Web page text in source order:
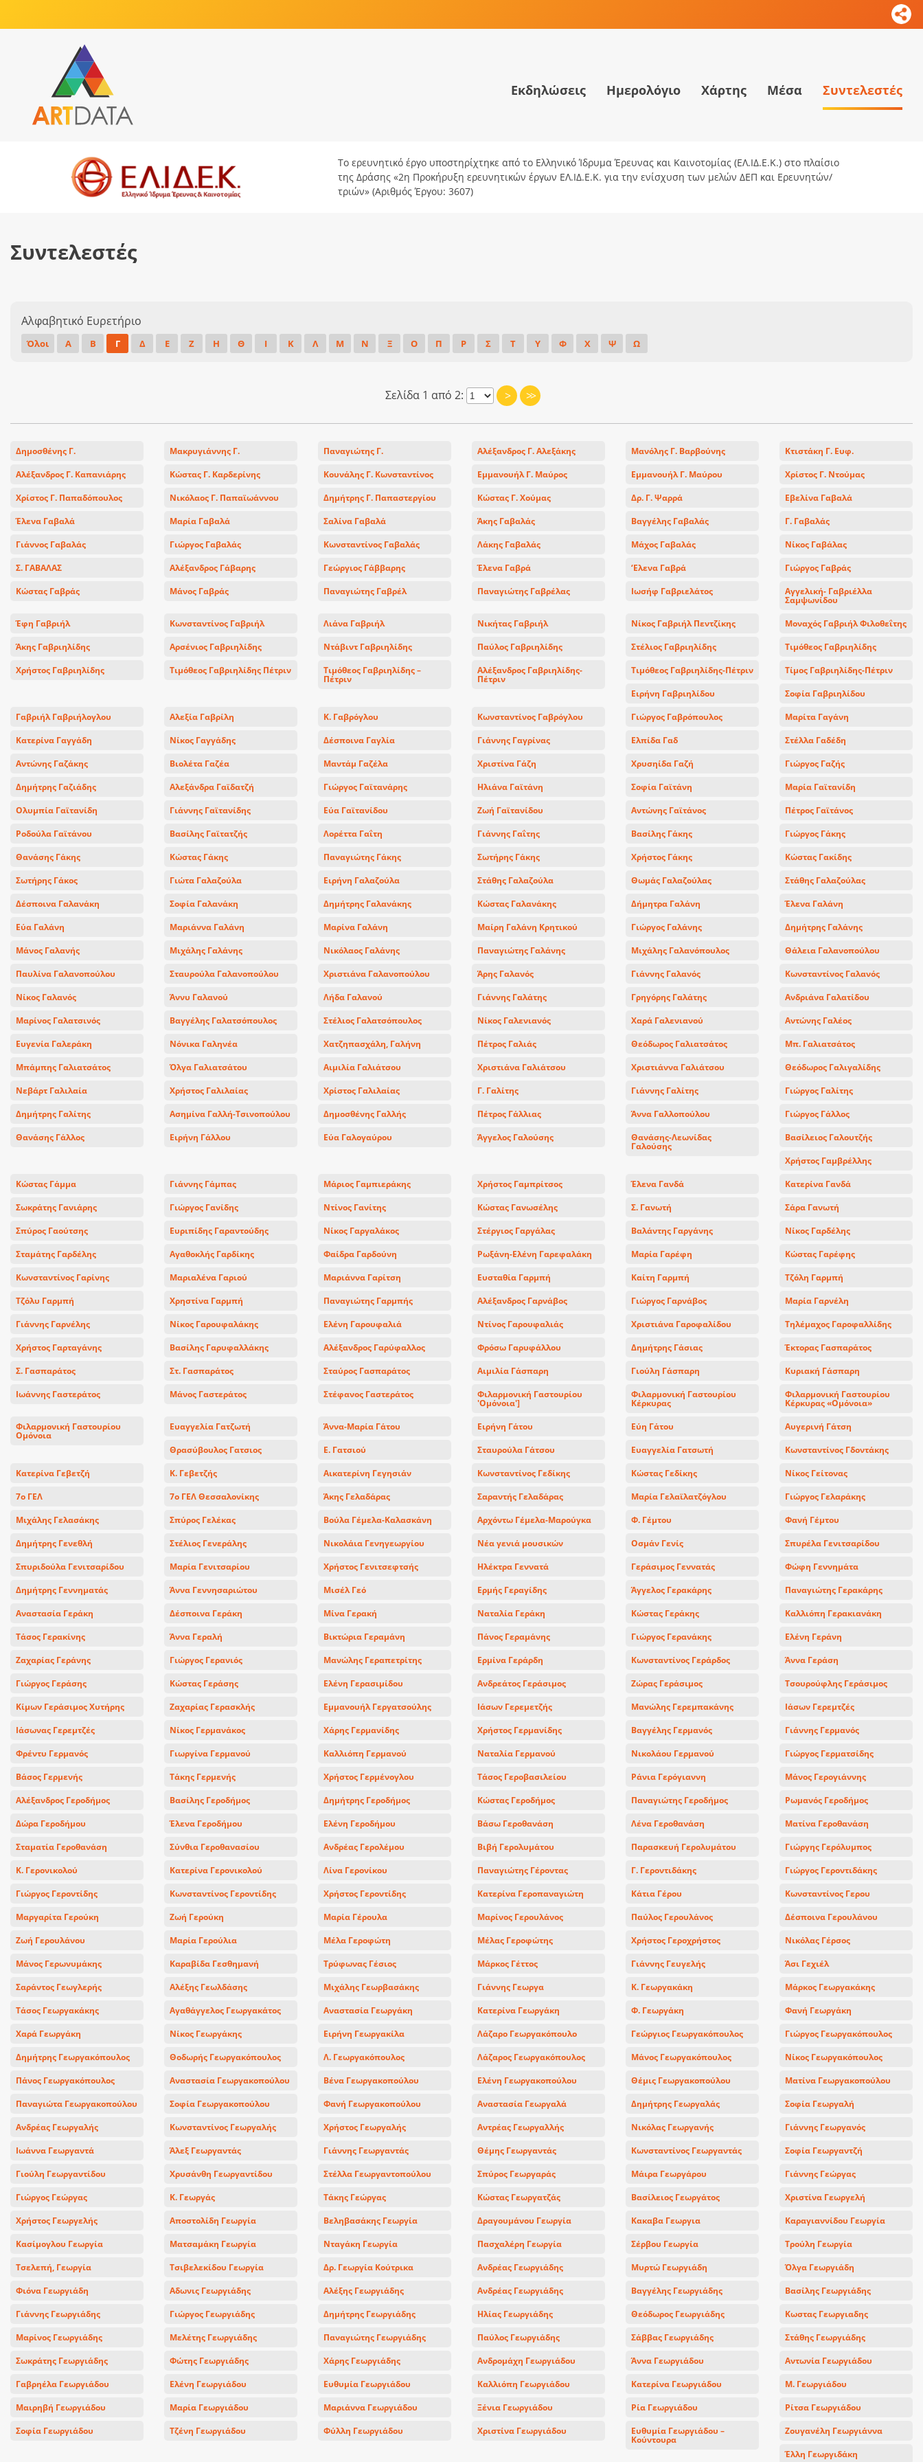
Εκδηλώσεις Ημερολόγιο Χάρτης Μέσα Συντελεστές
Το ερευνητικό έργο υποστηρίχτηκε από το Ελληνικό Ίδρυμα Έρευνας και Καινοτομίας (ΕΛ.ΙΔ.Ε.Κ.) στο πλαίσιο
της Δράσης «2η Προκήρυξη ερευνητικών έργων ΕΛ.ΙΔ.Ε.Κ. για την ενίσχυση των μελών ΔΕΠ και Ερευνητών/
τριών» (Αριθμός Έργου: 3607)
Συντελεστές
Αλφαβητικό Ευρετήριο
Όλοι Α Β Γ Δ Ε Ζ Η Θ Ι Κ Λ Μ Ν Ξ Ο Π Ρ Σ Τ Υ Φ Χ Ψ Ω
Σελίδα 1 από 2: > >>
Δημοσθένης Γ. Μακρυγιάννης Γ. Παναγιώτης Γ. Αλέξανδρος Γ. Αλεξάκης Μανόλης Γ. Βαρβούνης
Κτιστάκη Γ. Ευφ.
Αλέξανδρος Γ. Καπανιάρης
Κώστας Γ. Καρδερίνης Κουνάλης Γ. Κωνσταντίνος Εμμανουήλ Γ. Μαύρος Εμμανουήλ Γ. Μαύρου
Χρίστος Γ. Ντούμας
Χρίστος Γ. Παπαδόπουλος
Νικόλαος Γ. Παπαϊωάννου Δημήτρης Γ. Παπαστεργίου Κώστας Γ. Χούμας Δρ. Γ. Ψαρρά
Εβελίνα Γαβαλά
Έλενα Γαβαλά
Μαρία Γαβαλά Σαλίνα Γαβαλά Άκης Γαβαλάς Βαγγέλης Γαβαλάς
Γ. Γαβαλάς
Γιάννος Γαβαλάς
Γιώργος Γαβαλάς Κωνσταντίνος Γαβαλάς Λάκης Γαβαλάς Μάχος Γαβαλάς
Νίκος Γαβάλας
Σ. ΓΑΒΑΛΑΣ
Αλέξανδρος Γάβαρης Γεώργιος Γάββαρης Έλενα Γαβρά ‘Ελενα Γαβρά
Γιώργος Γαβράς
Κώστας Γαβράς
Μάνος Γαβράς Παναγιώτης Γαβρέλ Παναγιώτης Γαβρέλας Ιωσήφ Γαβριελάτος Αγγελική- Γαβριέλλα
Σαμψωνίδου
Έφη Γαβριήλ
Κωνσταντίνος Γαβριήλ Λιάνα Γαβριήλ Νικήτας Γαβριήλ Νίκος Γαβριήλ Πεντζίκης
Μοναχός Γαβριήλ Φιλοθεΐτης
Άκης Γαβριηλίδης
Αρσένιος Γαβριηλίδης Ντάβιντ Γαβριηλίδης Παύλος Γαβριηλίδης Στέλιος Γαβριηλίδης
Τιμόθεος Γαβριηλίδης
Χρήστος Γαβριηλίδης
Τιμόθεος Γαβριηλίδης Πέτριν Τιμόθεος Γαβριηλίδης –
Πέτριν
Αλέξανδρος Γαβριηλίδης-
Πέτριν
Τιμόθεος Γαβριηλίδης-Πέτριν
Τίμος Γαβριηλίδης-Πέτριν
Ειρήνη Γαβριηλίδου
Σοφία Γαβριηλίδου
Γαβριήλ Γαβριήλογλου
Αλεξία Γαβρίλη Κ. Γαβρόγλου Κωνσταντίνος Γαβρόγλου Γιώργος Γαβρόπουλος
Μαρίτα Γαγάνη
Κατερίνα Γαγγάδη
Νίκος Γαγγάδης Δέσποινα Γαγλία Γιάννης Γαγρίνας Ελπίδα Γαδ
Στέλλα Γαδέδη
Αντώνης Γαζάκης
Βιολέτα Γαζέα Μαντάμ Γαζέλα Χριστίνα Γάζη Χρυσηίδα Γαζή
Γιώργος Γαζής
Δημήτρης Γαζιάδης
Αλεξάνδρα Γαϊδατζή Γιώργος Γαϊτανάρης Ηλιάνα Γαϊτάνη Σοφία Γαϊτάνη
Μαρία Γαϊτανίδη
Ολυμπία Γαϊτανίδη
Γιάννης Γαϊτανίδης Εύα Γαϊτανίδου Ζωή Γαϊτανίδου Αντώνης Γαϊτάνος
Πέτρος Γαϊτάνος
Ροδούλα Γαϊτάνου
Βασίλης Γαϊτατζής Λορέττα Γαΐτη Γιάννης Γαΐτης Βασίλης Γάκης
Γιώργος Γάκης
Θανάσης Γάκης
Κώστας Γάκης Παναγιώτης Γάκης Σωτήρης Γάκης Χρήστος Γάκης
Κώστας Γακίδης
Σωτήρης Γάκος
Γιώτα Γαλαζούλα Ειρήνη Γαλαζούλα Στάθης Γαλαζούλα Θωμάς Γαλαζούλας
Στάθης Γαλαζούλας
Δέσποινα Γαλανάκη
Σοφία Γαλανάκη Δημήτρης Γαλανάκης Κώστας Γαλανάκης Δήμητρα Γαλάνη
Έλενα Γαλάνη
Εύα Γαλάνη
Μαριάννα Γαλάνη Μαρίνα Γαλάνη Μαίρη Γαλάνη Κρητικού Γιώργος Γαλάνης
Δημήτρης Γαλάνης
Μάνος Γαλανής
Μιχάλης Γαλάνης Νικόλαος Γαλάνης Παναγιώτης Γαλάνης Μιχάλης Γαλανόπουλος
Θάλεια Γαλανοπούλου
Παυλίνα Γαλανοπούλου
Σταυρούλα Γαλανοπούλου Χριστιάνα Γαλανοπούλου Άρης Γαλανός Γιάννης Γαλανός
Κωνσταντίνος Γαλανός
Νίκος Γαλανός
Άννυ Γαλανού Λήδα Γαλανού Γιάννης Γαλάτης Γρηγόρης Γαλάτης
Ανδριάνα Γαλατίδου
Μαρίνος Γαλατσινός
Βαγγέλης Γαλατσόπουλος Στέλιος Γαλατσόπουλος Νίκος Γαλενιανός Χαρά Γαλενιανού
Αντώνης Γαλέος
Ευγενία Γαλεράκη
Νόνικα Γαληνέα Χατζηπασχάλη, Γαλήνη Πέτρος Γαλιάς Θεόδωρος Γαλιατσάτος
Μπ. Γαλιατσάτος
Μπάμπης Γαλιατσάτος
Όλγα Γαλιατσάτου Αιμιλία Γαλιάτσου Χριστιάνα Γαλιάτσου Χριστιάννα Γαλιάτσου
Θεόδωρος Γαλιγαλίδης
Νεβάρτ Γαλιλαία
Χρήστος Γαλιλαίας Χρίστος Γαλιλαίας Γ. Γαλίτης Γιάννης Γαλίτης
Γιώργος Γαλίτης
Δημήτρης Γαλίτης
Ασημίνα Γαλλή-Τσινοπούλου Δημοσθένης Γαλλής Πέτρος Γάλλιας Άννα Γαλλοπούλου
Γιώργος Γάλλος
Θανάσης Γάλλος
Ειρήνη Γάλλου Εύα Γαλογαύρου Άγγελος Γαλούσης Θανάσης-Λεωνίδας
Γαλούσης
Βασίλειος Γαλουτζής
Χρήστος Γαμβρέλλης
Κώστας Γάμμα
Γιάννης Γάμπας Μάριος Γαμπιεράκης Χρήστος Γαμπρίτσος Έλενα Γανδά
Κατερίνα Γανδά
Σωκράτης Γανιάρης
Γιώργος Γανίδης Ντίνος Γανίτης Κώστας Γανωσέλης Σ. Γανωτή
Σάρα Γανωτή
Σπύρος Γαούτσης
Ευριπίδης Γαραντούδης Νίκος Γαργαλάκος Στέργιος Γαργάλας Βαλάντης Γαργάνης
Νίκος Γαρδέλης
Σταμάτης Γαρδέλης
Αγαθοκλής Γαρδίκης Φαίδρα Γαρδούνη Ρωξάνη-Ελένη Γαρεφαλάκη Μαρία Γαρέφη
Κώστας Γαρέφης
Κωνσταντίνος Γαρίνης
Μαριαλένα Γαριού Μαριάννα Γαρίτση Ευσταθία Γαρμπή Καίτη Γαρμπή
Τζόλη Γαρμπή
Τζόλυ Γαρμπή
Χρηστίνα Γαρμπή Παναγιώτης Γαρμπής Αλέξανδρος Γαρνάβος Γιώργος Γαρνάβος
Μαρία Γαρνέλη
Γιάννης Γαρνέλης
Νίκος Γαρουφαλάκης Ελένη Γαρουφαλιά Ντίνος Γαρουφαλιάς Χριστιάνα Γαροφαλίδου
Τηλέμαχος Γαροφαλλίδης
Χρήστος Γαρταγάνης
Βασίλης Γαρυφαλλάκης Αλέξανδρος Γαρύφαλλος Φρόσω Γαρυφάλλου Δημήτρης Γάσιας
Έκτορας Γασπαράτος
Σ. Γασπαράτος
Στ. Γασπαράτος Σταύρος Γασπαράτος Αιμιλία Γάσπαρη Γιούλη Γάσπαρη
Κυριακή Γάσπαρη
Ιωάννης Γαστεράτος
Μάνος Γαστεράτος Στέφανος Γαστεράτος Φιλαρμονική Γαστουρίου
'Ομόνοια']
Φιλαρμονική Γαστουρίου
Κέρκυρας
Φιλαρμονική Γαστουρίου
Κέρκυρας «Ομόνοια»
Φιλαρμονική Γαστουρίου
Ομόνοια
Ευαγγελία Γατζωτή Άννα-Μαρία Γάτου Ειρήνη Γάτου Εύη Γάτου
Αυγερινή Γάτση
Θρασύβουλος Γατσιος
Ε. Γατσιού Σταυρούλα Γάτσου Ευαγγελία Γατσωτή
Κωνσταντίνος Γδοντάκης
Κατερίνα Γεβετζή
Κ. Γεβετζής Αικατερίνη Γεγησιάν Κωνσταντίνος Γεδίκης Κώστας Γεδίκης
Νίκος Γείτονας
7ο ΓΕΛ
7ο ΓΕΛ Θεσσαλονίκης Άκης Γελαδάρας Σαραντής Γελαδάρας Μαρία Γελαϊλατζόγλου
Γιώργος Γελαράκης
Μιχάλης Γελασάκης
Σπύρος Γελέκας Βούλα Γέμελα-Καλασκάνη Αρχόντω Γέμελα-Μαρούγκα Φ. Γέμτου
Φανή Γέμτου
Δημήτρης Γενεθλή
Στέλιος Γενεράλης Νικολάια Γενηγεωργίου Νέα γενιά μουσικών Οσμάν Γενίς
Σπυρέλα Γενιτσαρίδου
Σπυριδούλα Γενιτσαρίδου
Μαρία Γενιτσαρίου Χρήστος Γενιτσεφτσής Ηλέκτρα Γεννατά Γεράσιμος Γεννατάς
Φώφη Γεννημάτα
Δημήτρης Γεννηματάς
Άννα Γεννησαριώτου Μισέλ Γεό Ερμής Γεραγίδης Άγγελος Γερακάρης
Παναγιώτης Γερακάρης
Αναστασία Γεράκη
Δέσποινα Γεράκη Μίνα Γερακή Ναταλία Γεράκη Κώστας Γεράκης
Καλλιόπη Γερακιανάκη
Τάσος Γερακίνης
Άννα Γεραλή Βικτώρια Γεραμάνη Πάνος Γεραμάνης Γιώργος Γερανάκης
Ελένη Γεράνη
Ζαχαρίας Γεράνης
Γιώργος Γερανιός Μανώλης Γεραπετρίτης Ερμίνα Γεράρδη Κωνσταντίνος Γεράρδος
Άννα Γεράση
Γιώργος Γεράσης
Κώστας Γεράσης Ελένη Γερασιμίδου Ανδρεάτος Γεράσιμος Ζώρας Γεράσιμος
Τσουρούφλης Γεράσιμος
Κίμων Γεράσιμος Χυτήρης
Ζαχαρίας Γερασκλής Εμμανουήλ Γεργατσούλης Ιάσων Γερεμετζής Μανώλης Γερεμπακάνης
Ιάσων Γερεμτζές
Ιάσωνας Γερεμτζές
Νίκος Γερμανάκος Χάρης Γερμανίδης Χρήστος Γερμανίδης Βαγγέλης Γερμανός
Γιάννης Γερμανός
Φρέντυ Γερμανός
Γιωργίνα Γερμανού Καλλιόπη Γερμανού Ναταλία Γερμανού Νικολάου Γερμανού
Γιώργος Γερματσίδης
Βάσος Γερμενής
Τάκης Γερμενής Χρήστος Γερμένογλου Τάσος Γεροβασιλείου Ράνια Γερόγιαννη
Μάνος Γερογιάννης
Αλέξανδρος Γεροδήμος
Βασίλης Γεροδήμος Δημήτρης Γεροδήμος Κώστας Γεροδήμος Παναγιώτης Γεροδήμος
Ρωμανός Γεροδήμος
Δώρα Γεροδήμου
Έλενα Γεροδήμου Ελένη Γεροδήμου Βάσω Γεροθανάση Λένα Γεροθανάση
Ματίνα Γεροθανάση
Σταματία Γεροθανάση
Σύνθια Γεροθανασίου Ανδρέας Γερολέμου Βιβή Γερολυμάτου Παρασκευή Γερολυμάτου
Γιώργης Γερόλυμπος
Κ. Γερονικολού
Κατερίνα Γερονικολού Λίνα Γερονίκου Παναγιώτης Γέροντας Γ. Γεροντιδάκης
Γιώργος Γεροντιδάκης
Γιώργος Γεροντίδης
Κωνσταντίνος Γεροντίδης Χρήστος Γεροντίδης Κατερίνα Γεροπαναγιώτη Κάτια Γέρου
Κωνσταντίνος Γερου
Μαργαρίτα Γερούκη
Ζωή Γερούκη Μαρία Γέρουλα Μαρίνος Γερουλάνος Παύλος Γερουλάνος
Δέσποινα Γερουλάνου
Ζωή Γερουλάνου
Μαρία Γερούλια Μέλα Γεροφώτη Μέλας Γεροφώτης Χρήστος Γεροχρήστος
Νικόλας Γέρσος
Μάνος Γερωνυμάκης
Καραβίδα Γεσθημανή Τρύφωνας Γέσιος Μάρκος Γέττος Γιάννης Γευγελής
Άσι Γεχιέλ
Σαράντος Γεωγλερής
Αλέξης Γεωλδάσης Μιχάλης Γεωρβασάκης Γιάννης Γεωργα Κ. Γεωργακάκη
Μάρκος Γεωργακάκης
Τάσος Γεωργακάκης
Αγαθάγγελος Γεωργακάτος Αναστασία Γεωργάκη Κατερίνα Γεωργάκη Φ. Γεωργάκη
Φανή Γεωργάκη
Χαρά Γεωργάκη
Νίκος Γεωργάκης Ειρήνη Γεωργακίλα Λάζαρο Γεωργακόπουλο Γεώργιος Γεωργακόπουλος
Γιώργος Γεωργακόπουλος
Δημήτρης Γεωργακόπουλος
Θοδωρής Γεωργακόπουλος Λ. Γεωργακόπουλος Λάζαρος Γεωργακόπουλος Μάνος Γεωργακόπουλος
Νίκος Γεωργακόπουλος
Πάνος Γεωργακόπουλος
Αναστασία Γεωργακοπούλου Βένα Γεωργακοπούλου Ελένη Γεωργακοπούλου Θέμις Γεωργακοπούλου
Ματίνα Γεωργακοπούλου
Παναγιώτα Γεωργακοπούλου
Σοφία Γεωργακοπούλου Φανή Γεωργακοπούλου Αναστασία Γεωργαλά Δημήτρης Γεωργαλάς
Σοφία Γεωργαλή
Ανδρέας Γεωργαλής
Κωνσταντίνος Γεωργαλής Χρήστος Γεωργαλής Αντρέας Γεωργαλλής Νικόλας Γεωργανής
Γιάννης Γεωργανός
Ιωάννα Γεωργαντά
Άλεξ Γεωργαντάς Γιάννης Γεωργαντάς Θέμης Γεωργαντάς Κωνσταντίνος Γεωργαντάς
Σοφία Γεωργαντζή
Γιούλη Γεωργαντίδου
Χρυσάνθη Γεωργαντίδου Στέλλα Γεωργαντοπούλου Σπύρος Γεωργαράς Μάιρα Γεωργάρου
Γιάννης Γεώργας
Γιώργος Γεώργας
Κ. Γεωργάς Τάκης Γεώργας Κώστας Γεωργατζάς Βασίλειος Γεωργάτος
Χριστίνα Γεωργελή
Χρήστος Γεωργελής
Αποστολίδη Γεωργία Βεληβασάκης Γεωργία Δραγουμάνου Γεωργία Κακαβα Γεωργια
Καραγιαννίδου Γεωργία
Κασίμογλου Γεωργία
Ματσαμάκη Γεωργία Νταγάκη Γεωργία Πασχαλέρη Γεωργία Σέρβου Γεωργία
Τρούλη Γεωργία
Τσελεπή, Γεωργία
Τσιβελεκίδου Γεωργία Δρ. Γεωργία Κούτρικα Ανδρέας Γεωργιάδης Μυρτώ Γεωργιάδη
Όλγα Γεωργιάδη
Φιόνα Γεωργιάδη
Αδωνις Γεωργιάδης Αλέξης Γεωργιάδης Ανδρέας Γεωργιάδης Βαγγέλης Γεωργιάδης
Βασίλης Γεωργιάδης
Γιάννης Γεωργιάδης
Γιώργος Γεωργιάδης Δημήτρης Γεωργιάδης Ηλίας Γεωργιάδης Θεόδωρος Γεωργιάδης
Κωστας Γεωργιαδης
Μαρίνος Γεωργιάδης
Μελέτης Γεωργιάδης Παναγιώτης Γεωργιάδης Παύλος Γεωργιάδης Σάββας Γεωργιάδης
Στάθης Γεωργιάδης
Σωκράτης Γεωργιάδης
Φώτης Γεωργιάδης Χάρης Γεωργιάδης Ανδρομάχη Γεωργιάδου Άννα Γεωργιάδου
Αντωνία Γεωργιάδου
Γαβρηέλα Γεωργιάδου
Ελένη Γεωργιάδου Ευθυμία Γεωργιάδου Καλλιόπη Γεωργιάδου Κατερίνα Γεωργιάδου
Μ. Γεωργιάδου
Μαιρηβή Γεωργιάδου
Μαρία Γεωργιάδου Μαριάννα Γεωργιάδου Ξένια Γεωργιάδου Ρία Γεωργιάδου
Ρίτσα Γεωργιάδου
Σοφία Γεωργιάδου
Τζένη Γεωργιάδου Φύλλη Γεωργιάδου Χριστίνα Γεωργιάδου Ευθυμία Γεωργιάδου –
Κούντουρα
Ζουγανέλη Γεωργιάννα
Έλλη Γεωργιδάκη